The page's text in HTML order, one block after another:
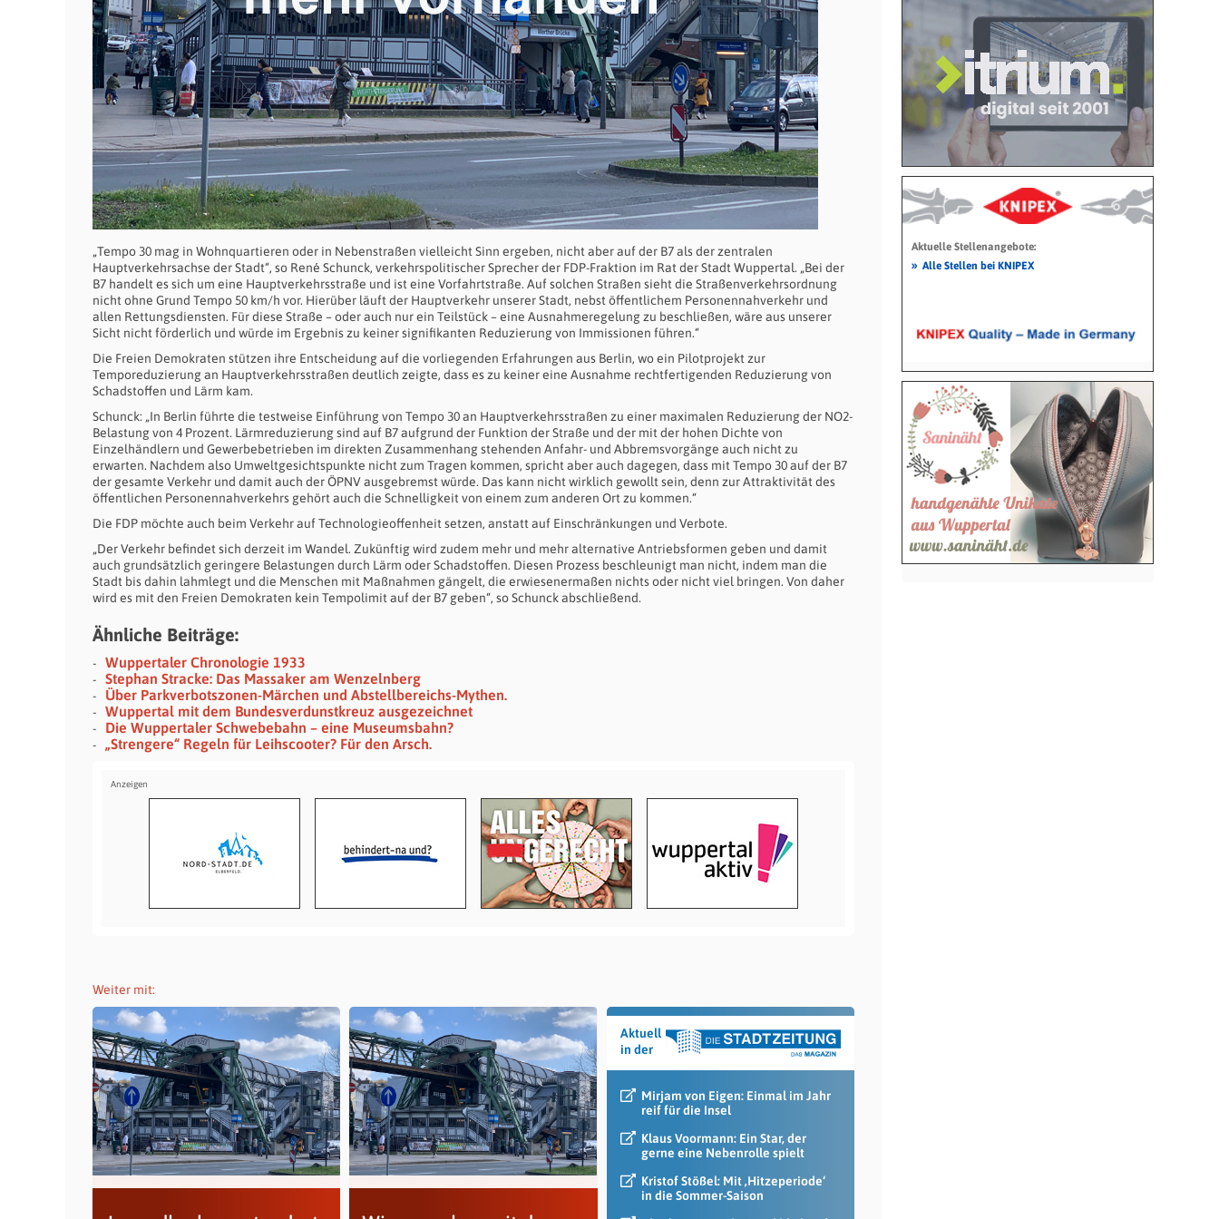
„Tempo 30 mag in Wohnquartieren oder in Nebenstraßen vielleicht Sinn ergeben, nicht aber auf der B7 als der zentralen
Hauptverkehrsachse der Stadt“, so René Schunck, verkehrspolitischer Sprecher der FDP-Fraktion im Rat der Stadt Wuppertal. „Bei der
B7 handelt es sich um eine Hauptverkehrsstraße und ist eine Vorfahrtstraße. Auf solchen Straßen sieht die Straßenverkehrsordnung
nicht ohne Grund Tempo 50 km/h vor. Hierüber läuft der Hauptverkehr unserer Stadt, nebst öffentlichem Personennahverkehr und
allen Rettungsdiensten. Für diese Straße – oder auch nur ein Teilstück – eine Ausnahmeregelung zu beschließen, wäre aus unserer
Sicht nicht förderlich und würde im Ergebnis zu keiner signifikanten Reduzierung von Immissionen führen.“
Die Freien Demokraten stützen ihre Entscheidung auf die vorliegenden Erfahrungen aus Berlin, wo ein Pilotprojekt zur
Temporeduzierung an Hauptverkehrsstraßen deutlich zeigte, dass es zu keiner eine Ausnahme rechtfertigenden Reduzierung von
Schadstoffen und Lärm kam.
Schunck: „In Berlin führte die testweise Einführung von Tempo 30 an Hauptverkehrsstraßen zu einer maximalen Reduzierung der NO2-
Belastung von 4 Prozent. Lärmreduzierung sind auf B7 aufgrund der Funktion der Straße und der mit der hohen Dichte von
Einzelhändlern und Gewerbebetrieben im direkten Zusammenhang stehenden Anfahr- und Abbremsvorgänge auch nicht zu
erwarten. Nachdem also Umweltgesichtspunkte nicht zum Tragen kommen, spricht aber auch dagegen, dass mit Tempo 30 auf der B7
der gesamte Verkehr und damit auch der ÖPNV ausgebremst würde. Das kann nicht wirklich gewollt sein, denn zur Attraktivität des
öffentlichen Personennahverkehrs gehört auch die Schnelligkeit von einem zum anderen Ort zu kommen.“
Die FDP möchte auch beim Verkehr auf Technologieoffenheit setzen, anstatt auf Einschränkungen und Verbote.
„Der Verkehr befindet sich derzeit im Wandel. Zukünftig wird zudem mehr und mehr alternative Antriebsformen geben und damit
auch grundsätzlich geringere Belastungen durch Lärm oder Schadstoffen. Diesen Prozess beschleunigt man nicht, indem man die
Stadt bis dahin lahmlegt und die Menschen mit Maßnahmen gängelt, die erwiesenermaßen nichts oder nicht viel bringen. Von daher
wird es mit den Freien Demokraten kein Tempolimit auf der B7 geben“, so Schunck abschließend.
Ähnliche Beiträge:
Wuppertaler Chronologie 1933
Stephan Stracke: Das Massaker am Wenzelnberg
Über Parkverbotszonen-Märchen und Abstellbereichs-Mythen.
Wuppertal mit dem Bundesverdunstkreuz ausgezeichnet
Die Wuppertaler Schwebebahn – eine Museumsbahn?
„Strengere“ Regeln für Leihscooter? Für den Arsch.
Weiter mit:
Aktuell
in der
Mirjam von Eigen: Einmal im Jahr
reif für die Insel
Klaus Voormann: Ein Star, der
gerne eine Nebenrolle spielt
Kristof Stößel: Mit ‚Hitzeperiode‘
in die Sommer-Saison
Aktuelle Stellenangebote:
» Alle Stellen bei KNIPEX